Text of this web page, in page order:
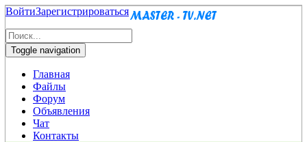
ВойтиЗарегистрироваться
Toggle navigation
Главная
Файлы
Форум
Объявления
Чат
Контакты